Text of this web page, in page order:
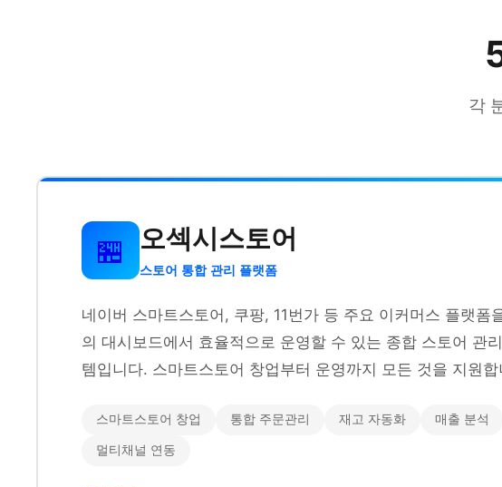
각
🏪 오섹시스토어
스토어 통합 관리 플랫폼
네이버 스마트스토어, 쿠팡, 11번가 등 주요 이커머스 플랫폼
의 대시보드에서 효율적으로 운영할 수 있는 종합 스토어 관
템입니다. 스마트스토어 창업부터 운영까지 모든 것을 지원합
스마트스토어 창업 통합 주문관리 재고 자동화 매출 분석
멀티채널 연동